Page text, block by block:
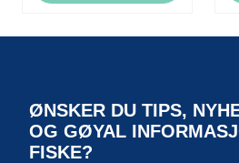
ØNSKER DU TIPS,
OG GØYAL
FISKE?